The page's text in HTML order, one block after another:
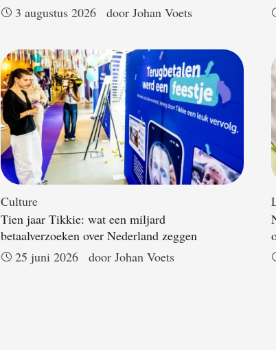
3 augustus 2026
door Johan Voets
Culture
Tien jaar Tikkie: wat een miljard
betaalverzoeken over Nederland zeggen
25 juni 2026
door Johan Voets